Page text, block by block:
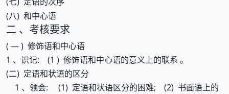
(八) 和中心语
二 、考核要求
( — ) 修饰语和中心语
1 、识记: (1 ) 修饰语和中心语的意义上的联系 。
(二) 定语和状语的区分
1 、领会: (1) 定语和状语区分的困难; (2) 书面语上的